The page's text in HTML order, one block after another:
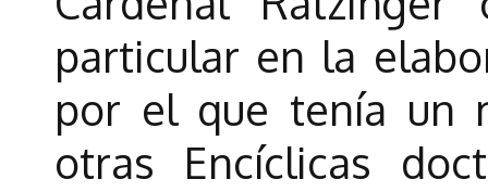
particular en la
por el que tenía un
otras Encíclicas